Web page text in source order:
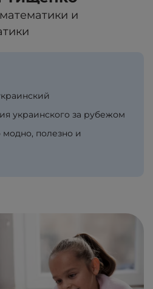
и
украинского за рубежом
полезно и